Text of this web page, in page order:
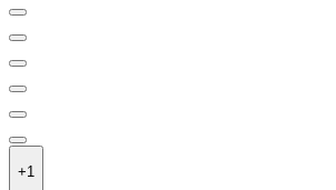
+1